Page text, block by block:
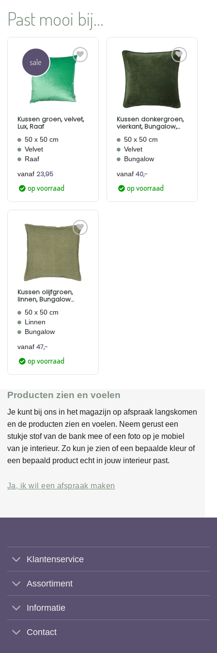
Past mooi bij...
sale
Aan
verlanglijst
toevoegen
Kussen groen, velvet,
Lux, Raaf
50 x 50 cm
Velvet
Raaf
vanaf 23,95
op voorraad
verlanglijst
toevoegen
Kussen donkergroen,
vierkant, Bungalow,
50 x 50 cm
Velvet
Bungalow
vanaf 40,-
op voorraad
verlanglijst
toevoegen
Kussen olijfgroen,
linnen, Bungalow
50 x 50 cm
Linnen
Bungalow
vanaf 47,-
op voorraad
Producten zien en voelen
Je kunt bij ons in het magazijn op afspraak langskomen
en de producten zien en voelen. Neem gerust een
stukje stof van de bank mee of een foto op je mobiel
van je interieur. Zo kun je zien of een bepaalde kleur of
een bepaald product echt in jouw interieur past.
Ja, ik wil een afspraak maken
Klantenservice
Assortiment
Informatie
Contact